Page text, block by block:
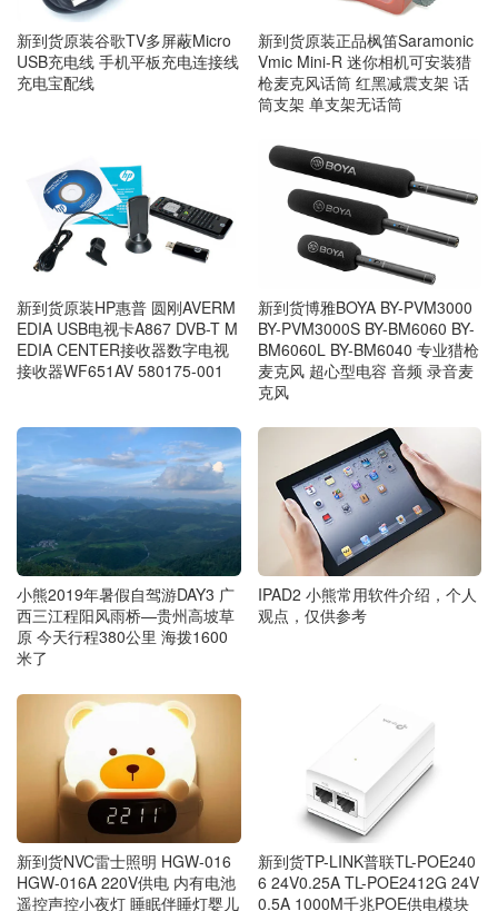
新到货原装谷歌TV多屏蔽Micro
USB充电线 手机平板充电连接线
充电宝配线
新到货原装正品枫笛Saramonic
Vmic Mini-R 迷你相机可安装猎
枪麦克风话筒 红黑减震支架 话
筒支架 单支架无话筒
新到货原装HP惠普 圆刚AVERM
EDIA USB电视卡A867 DVB-T M
EDIA CENTER接收器数字电视
接收器WF651AV 580175-001
新到货博雅BOYA BY-PVM3000
BY-PVM3000S BY-BM6060 BY-
BM6060L BY-BM6040 专业猎枪
麦克风 超心型电容 音频 录音麦
克风
小熊2019年暑假自驾游DAY3 广
西三江程阳风雨桥—贵州高坡草
原 今天行程380公里 海拨1600
米了
IPAD2 小熊常用软件介绍，个人
观点，仅供参考
新到货NVC雷士照明 HGW‑016
HGW‑016A 220V供电 内有电池
遥控声控小夜灯 睡眠伴睡灯婴儿
新到货TP-LINK普联TL-POE240
6 24V0.25A TL-POE2412G 24V
0.5A 1000M千兆POE供电模块